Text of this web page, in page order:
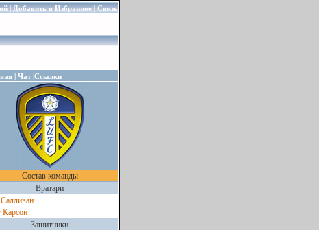
|Добавить в Избранное|Связь
| Чат|Ссылки
Состав команды
Вратари
Карсон
Защитники